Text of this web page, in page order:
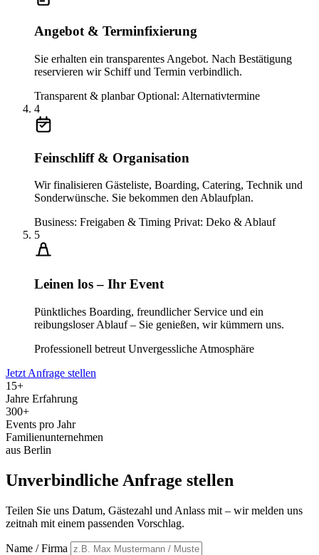
Angebot & Terminfixierung
Sie erhalten ein transparentes Angebot. Nach Bestätigung
reservieren wir Schiff und Termin verbindlich.
Transparent & planbar Optional: Alternativtermine
4
Feinschliff & Organisation
Wir finalisieren Gästeliste, Boarding, Catering, Technik und
Sonderwünsche. Sie bekommen den Ablaufplan.
Business: Freigaben & Timing Privat: Deko & Ablauf
5
Leinen los – Ihr Event
Pünktliches Boarding, freundlicher Service und ein
reibungsloser Ablauf – Sie genießen, wir kümmern uns.
Professionell betreut Unvergessliche Atmosphäre
Jetzt Anfrage stellen
15+
Jahre Erfahrung
300+
Events pro Jahr
Familienunternehmen
aus Berlin
Unverbindliche Anfrage stellen
Teilen Sie uns Datum, Gästezahl und Anlass mit – wir melden uns
zeitnah mit einem passenden Vorschlag.
Name / Firma